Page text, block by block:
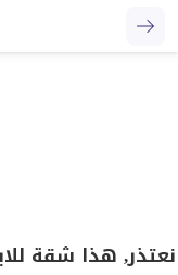
نعتذر, هذا شقة